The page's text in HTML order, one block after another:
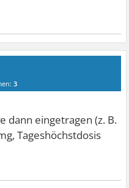
3
dann eingetragen (z. B.
Tageshöchstdosis